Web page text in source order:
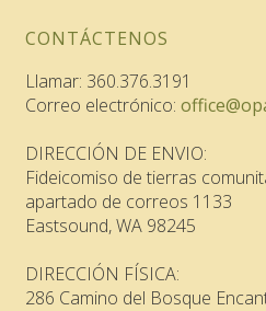
CONTÁCTENOS
Llamar: 360.376.3191
Correo electrónico:
DIRECCIÓN DE ENVIO:
Fideicomiso de tierras
apartado de correos 1133
Eastsound, WA 98245
DIRECCIÓN FÍSICA:
286 Camino del Bosque